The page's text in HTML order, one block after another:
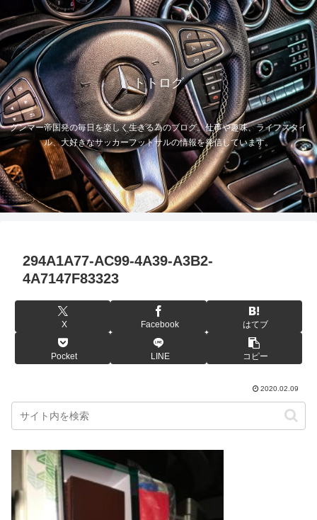
トトログ
グンマー帝国発の毎日を楽しく生きる為のブログ。仕事や趣味、ライフスタイ
ル、大好きなサッカーフットサルの情報を発信しています。
294A1A77-AC99-4A39-A3B2-
4A7147F83323
X Facebook はてブ
Pocket LINE コピー
2020.02.09